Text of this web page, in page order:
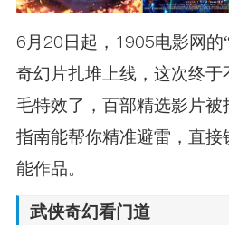
6月20日起，1905电影网的
奇幻片扎堆上线，这次终
毛特效了，百部精选影片
指南能帮你精准避雷，直
能作品。
武侠奇幻看门道